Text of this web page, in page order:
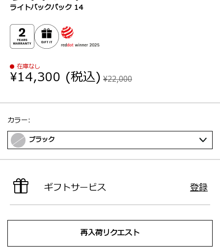
ライトバックパック 14
在庫なし
¥22,000
¥14,300 (税込)
選択：
カラー:
ブラック
ギフトサービス 登録
再入荷リクエスト